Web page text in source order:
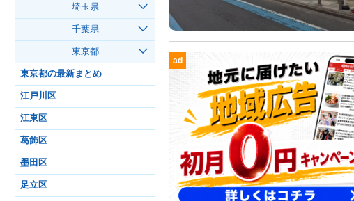
ad
埼玉県
千葉県
東京都
東京都の最新まとめ
江戸川区
江東区
葛飾区
墨田区
足立区